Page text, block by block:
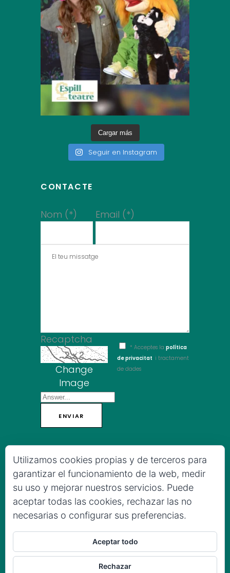
Cargar más
Seguir en Instagram
CONTACTE
Nom (*) Email (*)
Recaptcha
Change
Image
* Acceptes la política
de privacitat i tractament
de dades
CAMPANYA ESCOLAR
Utilizamos cookies propias y de terceros para
garantizar el funcionamiento de la web, medir
su uso y mejorar nuestros servicios. Puede
aceptar todas las cookies, rechazar las no
necesarias o configurar sus preferencias.
Aceptar todo
Rechazar